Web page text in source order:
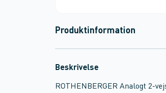
Produktinformation
Beskrivelse
ROTHENBERGER Analogt 2-